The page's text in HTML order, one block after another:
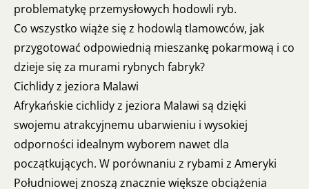
problematykę przemysłowych hodowli ryb.
Co wszystko wiąże się z hodowlą tlamowców, jak
przygotować odpowiednią mieszankę pokarmową i co
dzieje się za murami rybnych fabryk?
Cichlidy z jeziora Malawi
Afrykańskie cichlidy z jeziora Malawi są dzięki
swojemu atrakcyjnemu ubarwieniu i wysokiej
odporności idealnym wyborem nawet dla
początkujących. W porównaniu z rybami z Ameryki
Południowej znoszą znacznie większe obciążenia